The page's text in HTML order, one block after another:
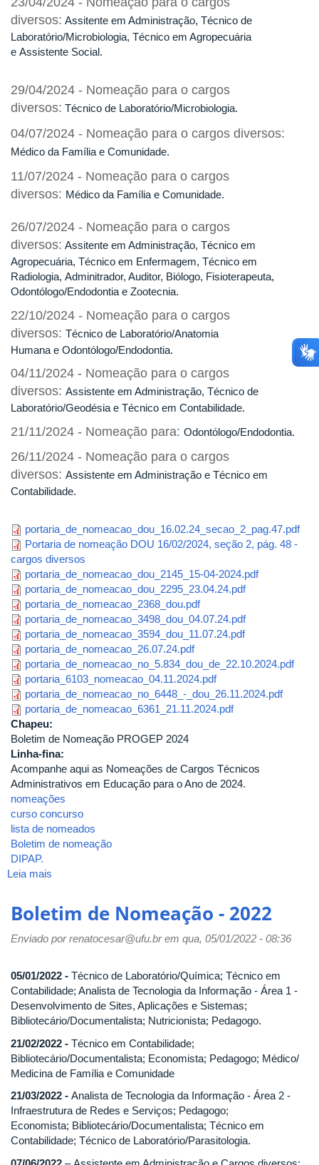
diversos: Assitente em Administração, Técnico de
Laboratório/Microbiologia, Técnico em Agropecuária
e Assistente Social.
29/04/2024 - Nomeação para o cargos
diversos: Técnico de Laboratório/Microbiologia.
04/07/2024 - Nomeação para o cargos diversos:
Médico da Família e Comunidade.
11/07/2024 - Nomeação para o cargos
diversos: Médico da Família e Comunidade.
26/07/2024 - Nomeação para o cargos
diversos: Assitente em Administração, Técnico em
Agropecuária, Técnico em Enfermagem, Técnico em
Radiologia, Adminitrador, Auditor, Biólogo, Fisioterapeuta,
Odontólogo/Endodontia e Zootecnia.
22/10/2024 - Nomeação para o cargos
diversos: Técnico de Laboratório/Anatomia
Humana e Odontólogo/Endodontia.
04/11/2024 - Nomeação para o cargos
diversos: Assistente em Administração, Técnico de
Laboratório/Geodésia e Técnico em Contabilidade.
21/11/2024 - Nomeação para: Odontólogo/Endodontia.
26/11/2024 - Nomeação para o cargos
diversos: Assistente em Administração e Técnico em
Contabilidade.
portaria_de_nomeacao_dou_16.02.24_secao_2_pag.47.pdf
Portaria de nomeação DOU 16/02/2024, seção 2, pág. 48 -
cargos diversos
portaria_de_nomeacao_dou_2145_15-04-2024.pdf
portaria_de_nomeacao_dou_2295_23.04.24.pdf
portaria_de_nomeacao_2368_dou.pdf
portaria_de_nomeacao_3498_dou_04.07.24.pdf
portaria_de_nomeacao_3594_dou_11.07.24.pdf
portaria_de_nomeacao_26.07.24.pdf
portaria_de_nomeacao_no_5.834_dou_de_22.10.2024.pdf
portaria_6103_nomeacao_04.11.2024.pdf
portaria_de_nomeacao_no_6448_-_dou_26.11.2024.pdf
portaria_de_nomeacao_6361_21.11.2024.pdf
Chapeu:
Boletim de Nomeação PROGEP 2024
Linha-fina:
Acompanhe aqui as Nomeações de Cargos Técnicos
Administrativos em Educação para o Ano de 2024.
nomeações
curso concurso
lista de nomeados
Boletim de nomeação
DIPAP.
Leia mais
de
Nomeação
Boletim de Nomeação - 2022
Enviado porrenatocesar@ufu.brem qua, 05/01/2022 - 08:36
05/01/2022 - Técnico de Laboratório/Química; Técnico em
Contabilidade; Analista de Tecnologia da Informação - Área 1 -
Desenvolvimento de Sites, Aplicações e Sistemas;
Bibliotecário/Documentalista; Nutricionista; Pedagogo.
21/02/2022 - Técnico em Contabilidade;
Bibliotecário/Documentalista; Economista; Pedagogo; Médico/
Medicina de Família e Comunidade
21/03/2022 - Analista de Tecnologia da Informação - Área 2 -
Infraestrutura de Redes e Serviços; Pedagogo;
Economista; Bibliotecário/Documentalista; Técnico em
Contabilidade; Técnico de Laboratório/Parasitologia.